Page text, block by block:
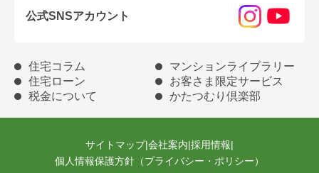
公式SNSアカウント
住宅コラム
マンションライブラリー
住宅ローン
お客さま限定サービス
税金について
かたつむり倶楽部
サイトマップ|会社案内|採用情報|
個人情報保護方針（プライバシー・ポリシー）